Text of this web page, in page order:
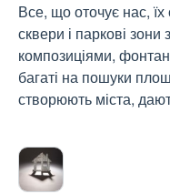
Все, що оточує нас,
сквери і паркові
композиціями,
багаті на пошуки
створюють міста,